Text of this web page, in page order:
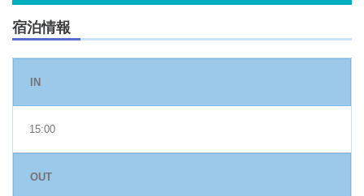
宿泊情報
IN
15:00
OUT